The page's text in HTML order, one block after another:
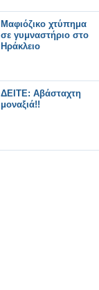
Μαφιόζικο χτύπημα
σε γυμναστήριο στο
Ηράκλειο
ΔΕΙΤΕ: Αβάσταχτη
μοναξιά!!